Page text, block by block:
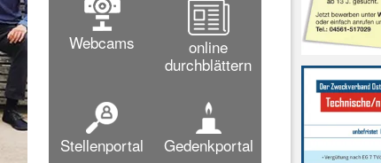
Webcams
online
durchblättern
Stellenportal Gedenkportal